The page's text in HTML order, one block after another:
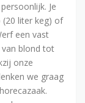
Je
(20 liter keg) of
een vast
blond tot
onze
we graag